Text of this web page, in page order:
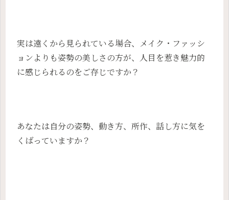
実は遠くから見られている場合、メイク・ファッシ
ョンよりも姿勢の美しさの方が、人目を惹き魅力的
に感じられるのをご存じですか？
あなたは自分の姿勢、動き方、所作、話し方に気を
くばっていますか？